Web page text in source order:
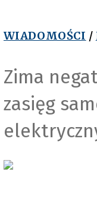
WIADOMOŚCI /
Zima
zasięg